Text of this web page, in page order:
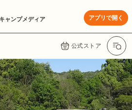
ャンプメディア アプリで開く
公式ストア